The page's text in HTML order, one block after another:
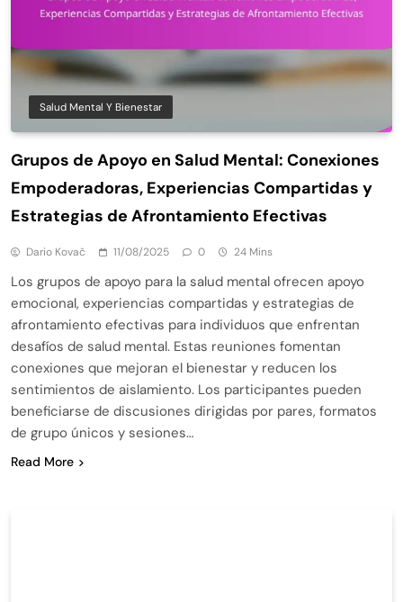
Salud Mental Y Bienestar
Grupos de Apoyo en Salud Mental: Conexiones
Empoderadoras, Experiencias Compartidas y
Estrategias de Afrontamiento Efectivas
Dario Kovač 11/08/2025 0 24 Mins
Los grupos de apoyo para la salud mental ofrecen apoyo
emocional, experiencias compartidas y estrategias de
afrontamiento efectivas para individuos que enfrentan
desafíos de salud mental. Estas reuniones fomentan
conexiones que mejoran el bienestar y reducen los
sentimientos de aislamiento. Los participantes pueden
beneficiarse de discusiones dirigidas por pares, formatos
de grupo únicos y sesiones…
Read More